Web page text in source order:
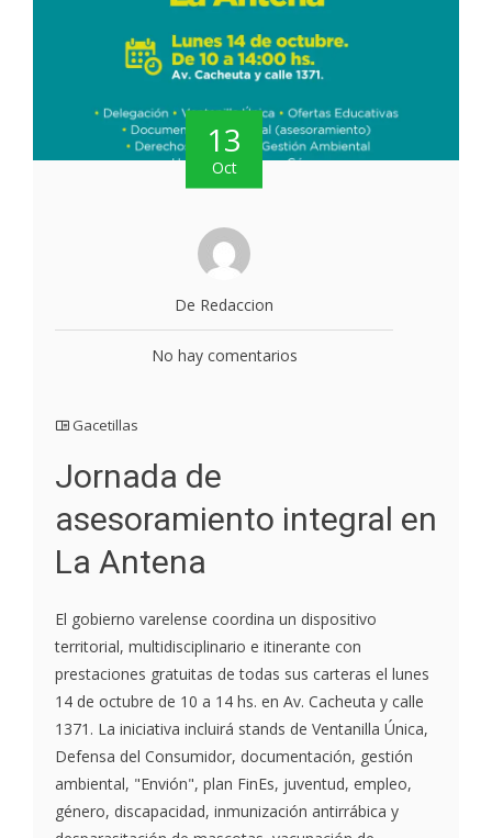
13
Oct
De Redaccion
No hay comentarios
Gacetillas
Jornada de
asesoramiento integral en
La Antena
El gobierno varelense coordina un dispositivo
territorial, multidisciplinario e itinerante con
prestaciones gratuitas de todas sus carteras el lunes
14 de octubre de 10 a 14 hs. en Av. Cacheuta y calle
1371. La iniciativa incluirá stands de Ventanilla Única,
Defensa del Consumidor, documentación, gestión
ambiental, "Envión", plan FinEs, juventud, empleo,
género, discapacidad, inmunización antirrábica y